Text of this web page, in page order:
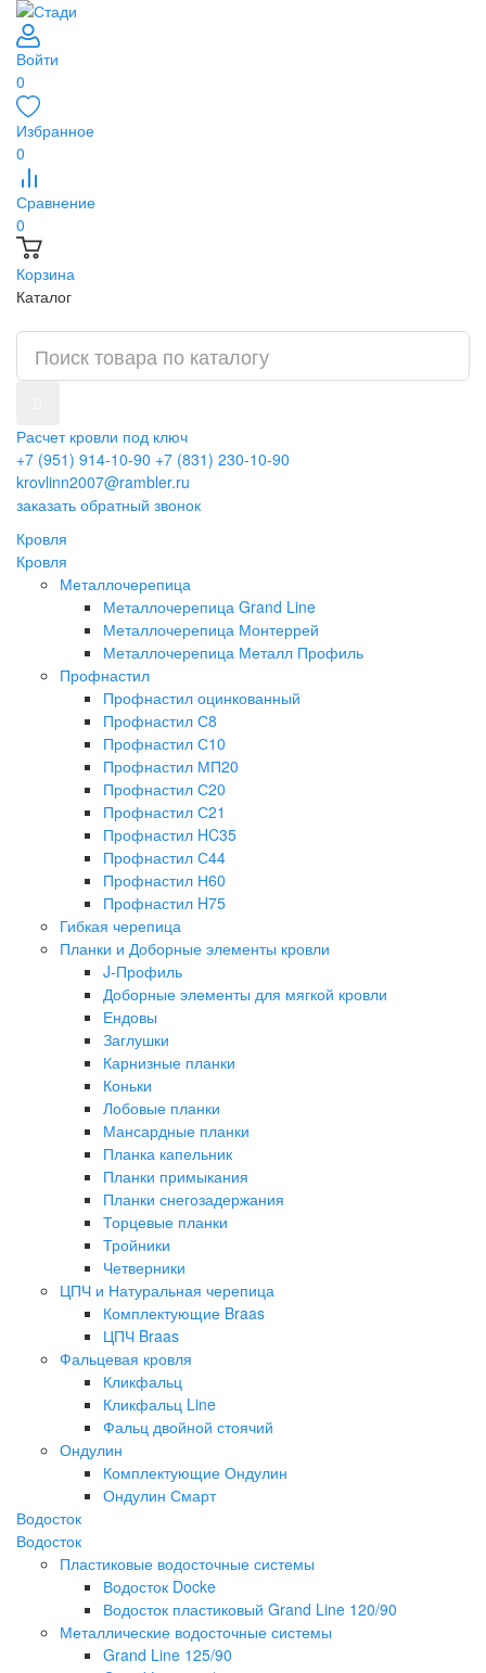
Войти
0
Избранное
0
Сравнение
0
Корзина
Каталог
Расчет кровли под ключ
+7 (951) 914-10-90 +7 (831) 230-10-90
krovlinn2007@rambler.ru
заказать обратный звонок
Кровля
Кровля
Металлочерепица
Металлочерепица Grand Line
Металлочерепица Монтеррей
Металлочерепица Металл Профиль
Профнастил
Профнастил оцинкованный
Профнастил С8
Профнастил С10
Профнастил МП20
Профнастил С20
Профнастил С21
Профнастил HC35
Профнастил С44
Профнастил Н60
Профнастил H75
Гибкая черепица
Планки и Доборные элементы кровли
J-Профиль
Доборные элементы для мягкой кровли
Ендовы
Заглушки
Карнизные планки
Коньки
Лобовые планки
Мансардные планки
Планка капельник
Планки примыкания
Планки снегозадержания
Торцевые планки
Тройники
Четверники
ЦПЧ и Натуральная черепица
Комплектующие Braas
ЦПЧ Braas
Фальцевая кровля
Кликфальц
Кликфальц Line
Фальц двойной стоячий
Ондулин
Комплектующие Ондулин
Ондулин Смарт
Водосток
Водосток
Пластиковые водосточные системы
Водосток Docke
Водосток пластиковый Grand Line 120/90
Металлические водосточные системы
Grand Line 125/90